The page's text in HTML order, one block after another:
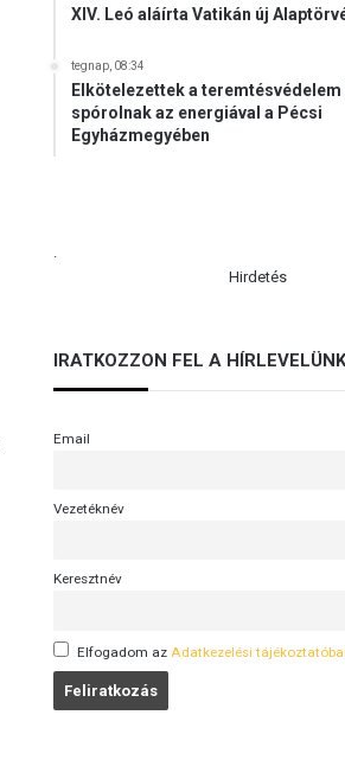
XIV. Leó aláírta Vatikán új
tegnap, 08:34
Elkötelezettek a teremtésvédelem
spórolnak az energiával a Pécsi
Egyházmegyében
.
Hirdetés
IRATKOZZON FEL A
Email
Vezetéknév
Keresztnév
Elfogadom az Adatkezelési